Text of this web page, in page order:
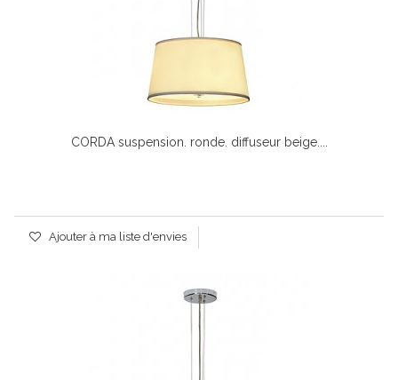
CORDA suspension. ronde. diffuseur beige....
Ajouter à ma liste d'envies